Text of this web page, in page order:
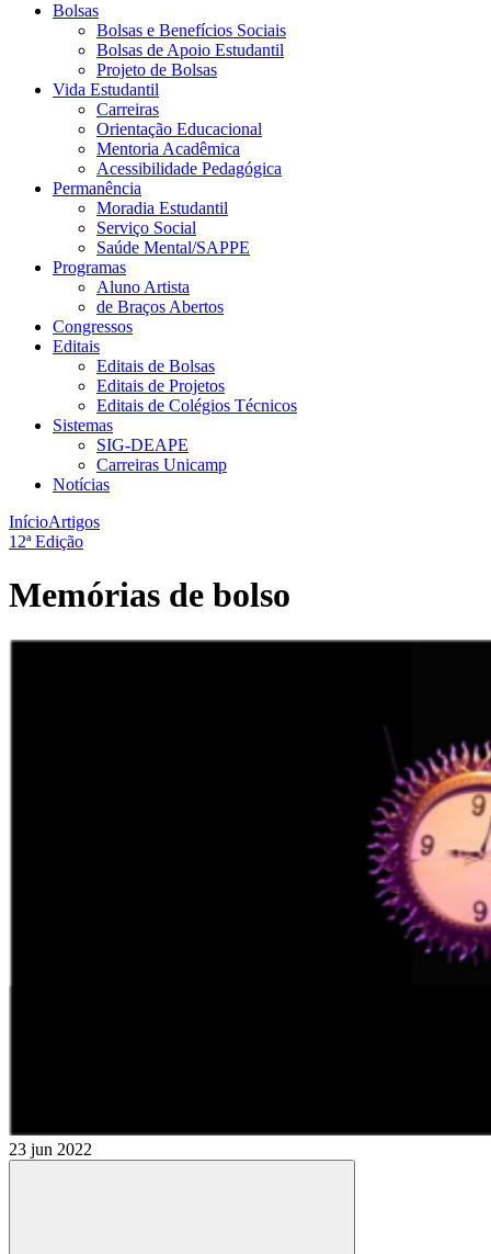
Bolsas
Bolsas e Benefícios Sociais
Bolsas de Apoio Estudantil
Projeto de Bolsas
Vida Estudantil
Carreiras
Orientação Educacional
Mentoria Acadêmica
Acessibilidade Pedagógica
Permanência
Moradia Estudantil
Serviço Social
Saúde Mental/SAPPE
Programas
Aluno Artista
de Braços Abertos
Congressos
Editais
Editais de Bolsas
Editais de Projetos
Editais de Colégios Técnicos
Sistemas
SIG-DEAPE
Carreiras Unicamp
Notícias
InícioArtigos
12ª Edição
Memórias de bolso
23 jun 2022